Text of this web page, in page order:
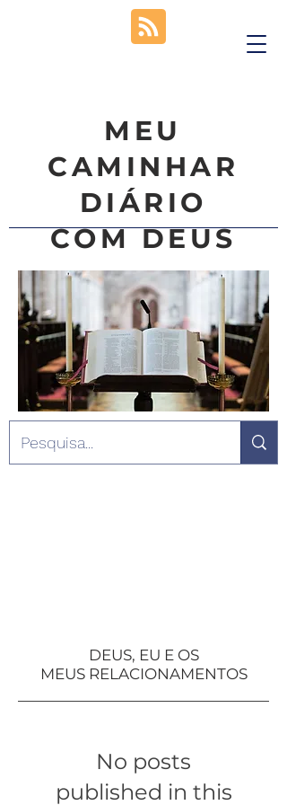
MEU
CAMINHAR
DIÁRIO
COM DEUS
DEUS, EU E OS
MEUS RELACIONAMENTOS
No posts
published in this